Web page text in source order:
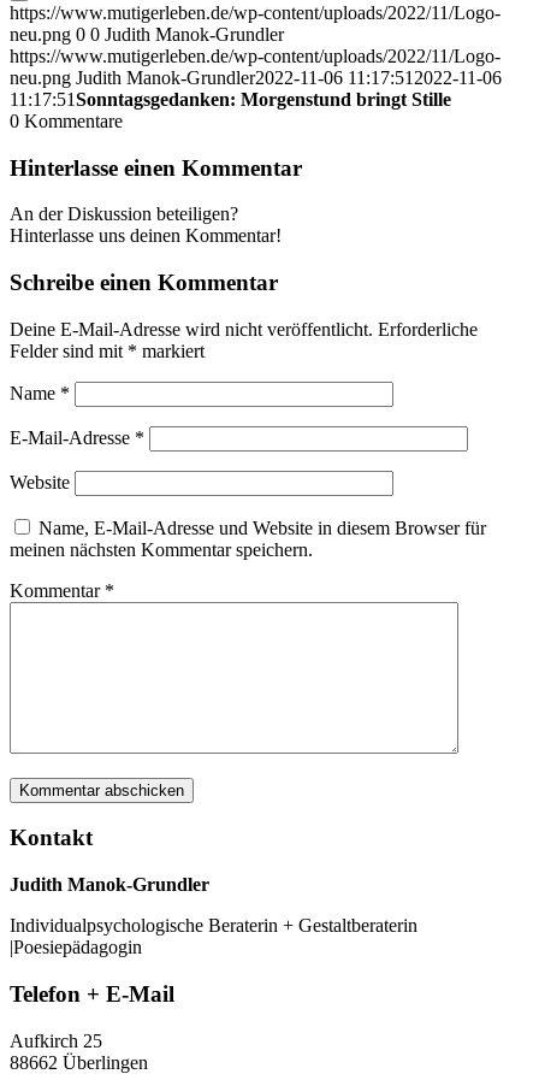
https://www.mutigerleben.de/wp-content/uploads/2022/11/Logo-
neu.png 0 0 Judith Manok-Grundler
https://www.mutigerleben.de/wp-content/uploads/2022/11/Logo-
neu.png Judith Manok-Grundler2022-11-06 11:17:51 2022-11-06
11:17:51Sonntagsgedanken: Morgenstund bringt Stille
0 Kommentare
Hinterlasse einen Kommentar
An der Diskussion beteiligen?
Hinterlasse uns deinen Kommentar!
Schreibe einen Kommentar
Deine E-Mail-Adresse wird nicht veröffentlicht. Erforderliche
Felder sind mit * markiert
Name *
E-Mail-Adresse *
Website
Name, E-Mail-Adresse und Website in diesem Browser für
meinen nächsten Kommentar speichern.
Kommentar *
Kontakt
Judith Manok-Grundler
Individualpsychologische Beraterin + Gestaltberaterin
|Poesiepädagogin
Telefon + E-Mail
Aufkirch 25
88662 Überlingen